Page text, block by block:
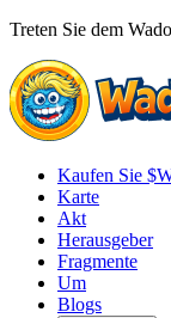
Treten Sie dem
Kaufen Sie
Karte
Akt
Herausgeber
Fragmente
Um
Blogs